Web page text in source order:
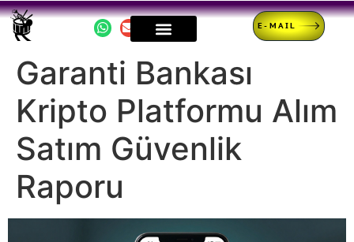
E-MAIL
Garanti Bankası
Kripto Platformu Alım
Satım Güvenlik
Raporu